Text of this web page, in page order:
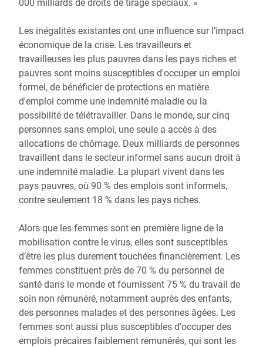
000 milliards de droits de tirage spéciaux. »
Les inégalités existantes ont une influence sur l’impact
économique de la crise. Les travailleurs et
travailleuses les plus pauvres dans les pays riches et
pauvres sont moins susceptibles d'occuper un emploi
formel, de bénéficier de protections en matière
d'emploi comme une indemnité maladie ou la
possibilité de télétravailler. Dans le monde, sur cinq
personnes sans emploi, une seule a accès à des
allocations de chômage. Deux milliards de personnes
travaillent dans le secteur informel sans aucun droit à
une indemnité maladie. La plupart vivent dans les
pays pauvres, où 90 % des emplois sont informels,
contre seulement 18 % dans les pays riches.
Alors que les femmes sont en première ligne de la
mobilisation contre le virus, elles sont susceptibles
d’être les plus durement touchées financièrement. Les
femmes constituent près de 70 % du personnel de
santé dans le monde et fournissent 75 % du travail de
soin non rémunéré, notamment auprès des enfants,
des personnes malades et des personnes âgées. Les
femmes sont aussi plus susceptibles d'occuper des
emplois précaires faiblement rémunérés, qui sont les